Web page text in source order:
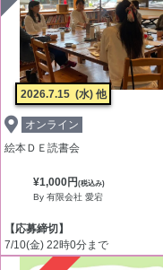
2026.7.15 (水) 他
オンライン
絵本ＤＥ読書会
¥1,000円 (税込み)
By 有限会社 愛宕
【応募締切】
7/10(金) 22時0分まで